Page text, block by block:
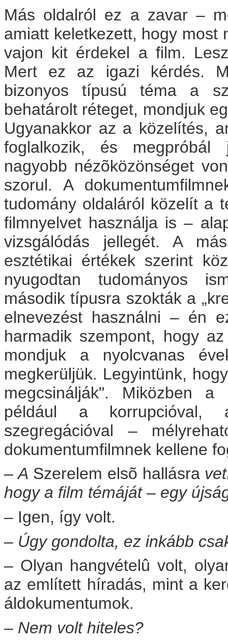
Más oldalról ez a zavar –
amiatt keletkezett, hogy most
vajon kit érdekel a film.
Mert ez az igazi kérdés.
bizonyos típusú téma a
behatárolt réteget, mondjuk
Ugyanakkor az a közelítés,
foglalkozik, és megpróbál
nagyobb nézõközönséget
szorul. A
tudomány oldaláról közelít a
filmnyelvet használja is –
vizsgálódás jellegét. A
esztétikai értékek szerint
nyugodtan tudományos
második típusra szokták a
elnevezést használni – én
harmadik szempont, hogy
mondjuk a nyolcvanas
megkerüljük. Legyintünk,
megcsinálják". Miközben
például a korrupcióval,
szegregációval –
dokumentumfilmnek kellene
– A Szerelem elsõ hallásra
hogy a film témáját – egy
– Igen, így volt.
– Úgy gondolta, ez inkább
– Olyan hangvételû volt,
az említett híradás, mint a
áldokumentumok.
– Nem volt hiteles?